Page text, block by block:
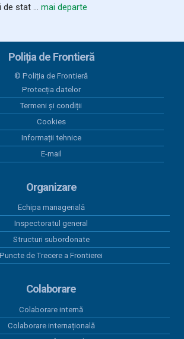
10 plus Anexa
al Achizițiilor Publice 2026 -
amenajare mal Dunare Moldova-
3 servicii asigurări auto RCA
2 servicii asigurări auto RCA
stat ... mai departe
Poliția de Frontieră
© Poliția de Frontieră
Protecția datelor
Termeni și condiții
Cookies
Informații tehnice
E-mail
Organizare
Echipa managerială
Inspectoratul general
Structuri subordonate
Puncte de Trecere a Frontierei
Colaborare
Colaborare internă
Colaborare internațională